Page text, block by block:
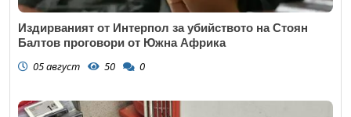
Издирваният от Интерпол за убийството на Стоян
Балтов проговори от Южна Африка
05 август 50 0